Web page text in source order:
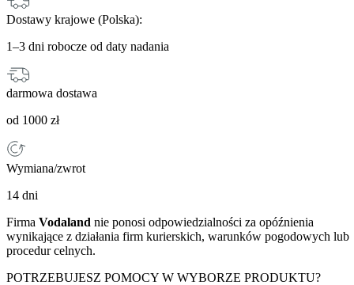
nakładki
szczelinowej
Dostawy krajowe (Polska):
1–3 dni robocze od daty nadania
darmowa dostawa
od 1000 zł
Wymiana/zwrot
14 dni
Firma Vodaland nie ponosi odpowiedzialności za opóźnienia
wynikające z działania firm kurierskich, warunków pogodowych lub
procedur celnych.
POTRZEBUJESZ POMOCY W WYBORZE PRODUKTU?